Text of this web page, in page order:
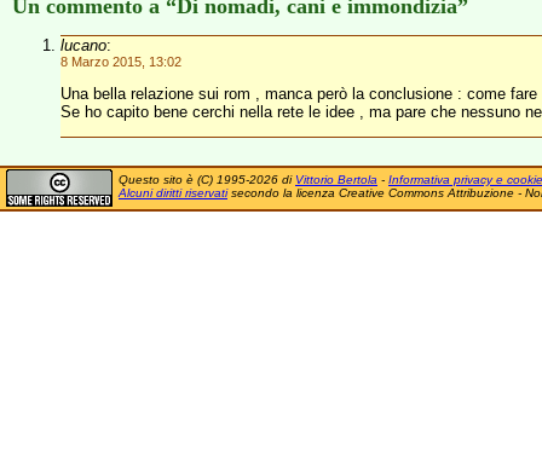
Un commento a “Di nomadi, cani e immondizia”
lucano:
8 Marzo 2015, 13:02
Una bella relazione sui rom , manca però la conclusione : come
Se ho capito bene cerchi nella rete le idee , ma pare che nessuno
Questo sito è (C) 1995-2026 di Vittorio Bertola - Informativa privacy e cookie
Alcuni diritti riservatisecondo la licenza Creative Commons Attribuzione -